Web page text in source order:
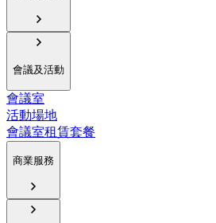
會議及活動
會議室
活動場地
會議室租賃套餐
商業服務